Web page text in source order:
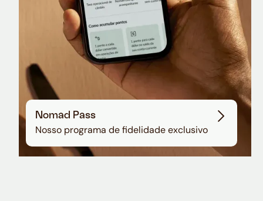
Nomad Pass
Nosso programa de fidelidade exclusivo